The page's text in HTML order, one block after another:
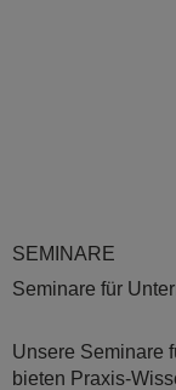
SE­MI­NA­RE
Seminare für
Unsere Seminare
bieten Praxis-